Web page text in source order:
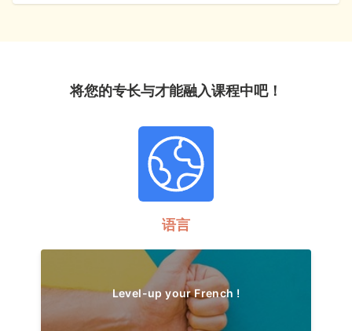
将您的专长与才能融入课程中吧！
语言
Level-up your French !